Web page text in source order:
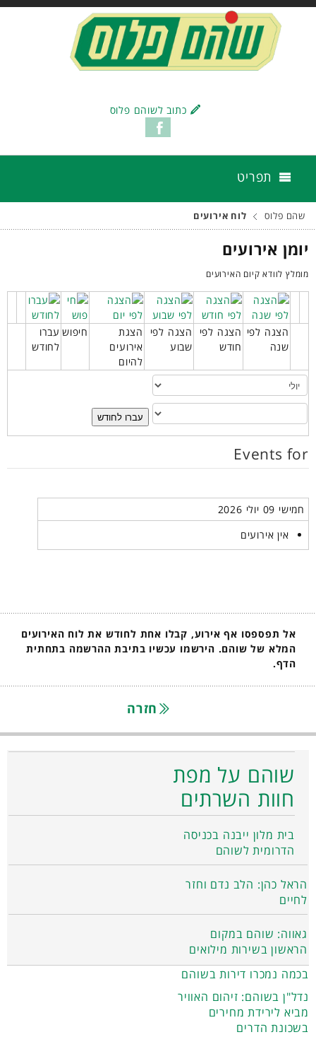
כתוב לשוהם פלוס
תפריט
שהם פלוס לוח אירועים
יומן אירועים
מומלץ לוודא קיום האירועים
הצגה לפי
שנה
הצגה לפי
חודש
הצגה לפי
שבוע
הצגת
אירועים
להיום
חיפוש עברו
לחודש
עברו לחודש
Events for
חמישי 09 יולי 2026
אין אירועים
אל תפספסו אף אירוע, קבלו אחת לחודש את לוח האירועים
המלא של שוהם. הירשמו עכשיו בתיבת ההרשמה בתחתית
הדף.
חזרה
שוהם על מפת
חוות השרתים
בית מלון ייבנה בכניסה
הדרומית לשוהם
הראל כהן: הלב נדם וחזר
לחיים
גאווה: שוהם במקום
הראשון בשירות מילואים
בכמה נמכרו דירות בשוהם
נדל"ן בשוהם: זיהום האוויר
מביא לירידת מחירים
בשכונת הדרים